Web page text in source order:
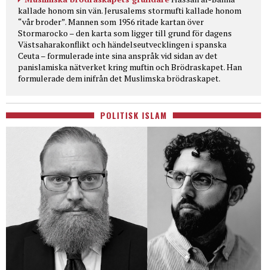
kallade honom sin vän. Jerusalems stormufti kallade honom
“vår broder”. Mannen som 1956 ritade kartan över
Stormarocko – den karta som ligger till grund för dagens
Västsaharakonflikt och händelseutvecklingen i spanska
Ceuta – formulerade inte sina anspråk vid sidan av det
panislamiska nätverket kring muftin och Brödraskapet. Han
formulerade dem inifrån det Muslimska brödraskapet.
POLITISK ISLAM